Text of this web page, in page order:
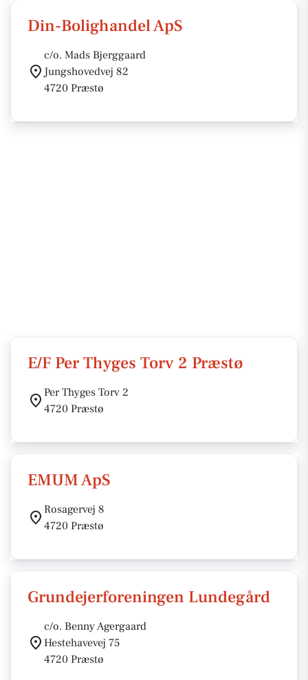
Din-Bolighandel ApS
c/o. Mads Bjerggaard
Jungshovedvej 82
4720 Præstø
E/F Per Thyges Torv 2 Præstø
Per Thyges Torv 2
4720 Præstø
EMUM ApS
Rosagervej 8
4720 Præstø
Grundejerforeningen Lundegård
c/o. Benny Agergaard
Hestehavevej 75
4720 Præstø